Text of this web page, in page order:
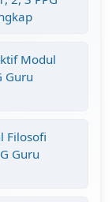
Modul
Guru
Filosofi
Guru